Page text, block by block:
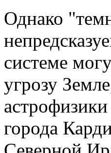
Однако
системе
угрозу
города